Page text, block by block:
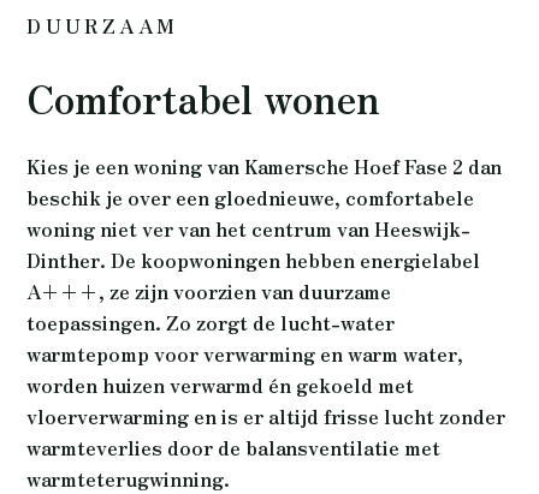
DUURZAAM
Comfortabel wonen
Kies je een woning van Kamersche Hoef Fase 2 dan
beschik je over een gloednieuwe, comfortabele
woning niet ver van het centrum van Heeswijk-
Dinther. De koopwoningen hebben energielabel
A+++, ze zijn voorzien van duurzame
toepassingen. Zo zorgt de lucht-water
warmtepomp voor verwarming en warm water,
worden huizen verwarmd én gekoeld met
vloerverwarming en is er altijd frisse lucht zonder
warmteverlies door de balansventilatie met
warmteterugwinning.